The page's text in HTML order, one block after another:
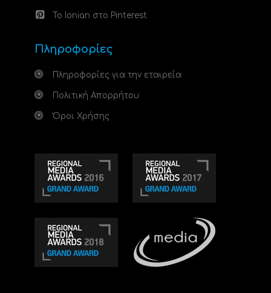
Το Ionian στο Pinterest
Πληροφορίες
Πληροφορίες για την εταιρεία
Πολιτική Απορρήτου
Όροι Χρήσης